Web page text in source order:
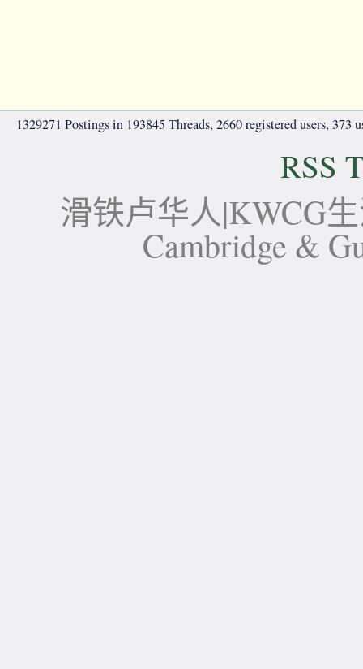
1329271 Postings in 193845 Threads, 2660 registered users, 373
RSS
滑铁卢华人|KWCG
Cambridge &